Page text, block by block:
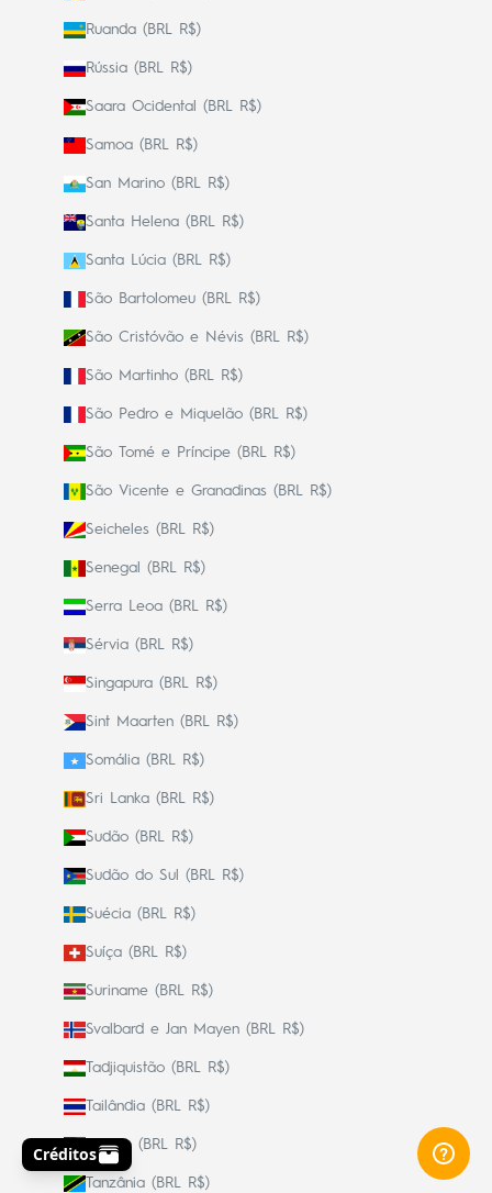
Ruanda (BRL R$)
Rússia (BRL R$)
Saara Ocidental (BRL R$)
Samoa (BRL R$)
San Marino (BRL R$)
Santa Helena (BRL R$)
Santa Lúcia (BRL R$)
São Bartolomeu (BRL R$)
São Cristóvão e Névis (BRL R$)
São Martinho (BRL R$)
São Pedro e Miquelão (BRL R$)
São Tomé e Príncipe (BRL R$)
São Vicente e Granadinas (BRL R$)
Seicheles (BRL R$)
Senegal (BRL R$)
Serra Leoa (BRL R$)
Sérvia (BRL R$)
Singapura (BRL R$)
Sint Maarten (BRL R$)
Somália (BRL R$)
Sri Lanka (BRL R$)
Sudão (BRL R$)
Sudão do Sul (BRL R$)
Suécia (BRL R$)
Suíça (BRL R$)
Suriname (BRL R$)
Svalbard e Jan Mayen (BRL R$)
Tadjiquistão (BRL R$)
Tailândia (BRL R$)
Taiwan (BRL R$)
Tanzânia (BRL R$)